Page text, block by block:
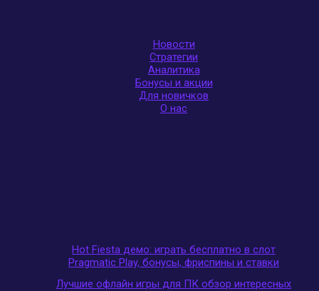
Новости
Стратегии
Аналитика
Бонусы и акции
Для новичков
О нас
Hot Fiesta демо: играть бесплатно в слот
Pragmatic Play, бонусы, фриспины и ставки
Лучшие офлайн игры для ПК обзор интересных